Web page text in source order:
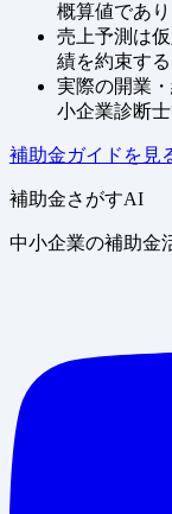
概算値であ
売上予測は
績を約束す
実際の開業
小企業診断
補助金ガイドを見
補助金さがすAI
中小企業の補助金